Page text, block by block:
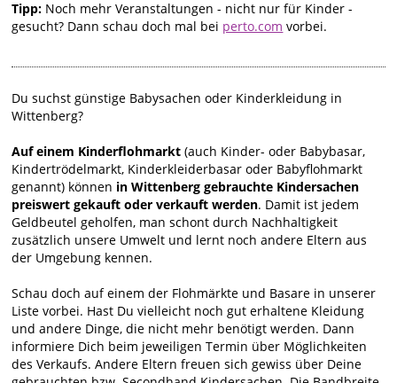
Tipp: Noch mehr Veranstaltungen - nicht nur für Kinder -
gesucht? Dann schau doch mal bei perto.com vorbei.
Du suchst günstige Babysachen oder Kinderkleidung in
Wittenberg?
Auf einem Kinderflohmarkt (auch Kinder- oder Babybasar,
Kindertrödelmarkt, Kinderkleiderbasar oder Babyflohmarkt
genannt) können in Wittenberg gebrauchte Kindersachen
preiswert gekauft oder verkauft werden. Damit ist jedem
Geldbeutel geholfen, man schont durch Nachhaltigkeit
zusätzlich unsere Umwelt und lernt noch andere Eltern aus
der Umgebung kennen.
Schau doch auf einem der Flohmärkte und Basare in unserer
Liste vorbei. Hast Du vielleicht noch gut erhaltene Kleidung
und andere Dinge, die nicht mehr benötigt werden. Dann
informiere Dich beim jeweiligen Termin über Möglichkeiten
des Verkaufs. Andere Eltern freuen sich gewiss über Deine